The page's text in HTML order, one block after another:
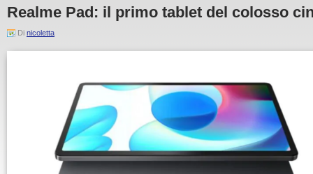
Realme Pad: il primo tablet del colosso
Di nicoletta